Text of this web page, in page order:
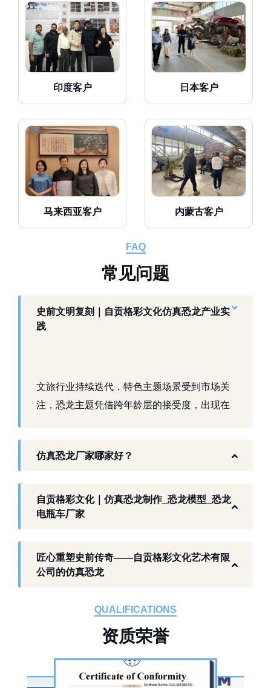
印度客户 日本客户
马来西亚客户 内蒙古客户
FAQ
常见问题
史前文明复刻｜自贡格彩文化仿真恐龙产业实
践
文旅行业持续迭代，特色主题场景受到市场关
注，恐龙主题凭借跨年龄层的接受度，出现在
生态。自贡格彩文化艺术有限公司扎根本地产
以工厂生产能力，为各地客户提供史前主题相
关产品与服务。
工厂生产基础 构建恐龙产业全链服务
作为开展史前仿真模型生产的恐龙制作工厂，
板仓工业园，拥有标准化生产车间、配套生产
品的恐龙制作公司。公司采用按需定制模式，
从前期方案设计、场景规划，到中期原料选
择、工序制作，再到后期运输配送、上门安装
仿真恐龙厂家哪家好？
自贡格彩文化｜仿真恐龙制作_恐龙模型_恐龙
电瓶车厂家
匠心重塑史前传奇——自贡格彩文化艺术有限
公司的仿真恐龙
QUALIFICATIONS
资质荣誉